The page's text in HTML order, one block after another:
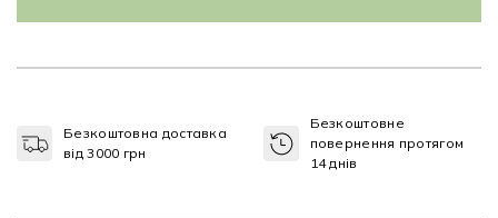
Безкоштовна доставка
від 3000 грн
Безкоштовне
повернення протягом
14 днів